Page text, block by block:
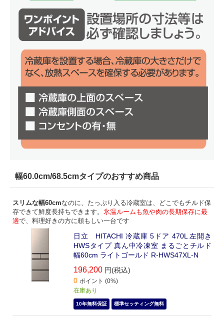
幅60.0cm/68.5cmタイプのおすすめ商品
スリムな幅60cmなのに、たっぷり入る冷蔵室は、どこでもチルド保
存できて鮮度長持ちできます。 氷温ルームも魚や肉の長期保存に最
適で、料理好きの方に頼もしい一台です
日立 HITACHI 冷蔵庫 5ドア 470L 左開き
HWSタイプ 真ん中冷凍室 まるごとチルド
幅60cm ライトゴールド R-HWS47XL-N
196,200 円(税込)
0 ポイント (0%)
在庫あり
10年無料保証 標準セッティング無料